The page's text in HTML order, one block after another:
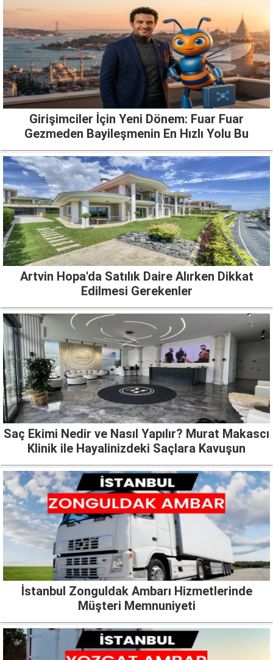
Girişimciler İçin Yeni Dönem: Fuar Fuar
Gezmeden Bayileşmenin En Hızlı Yolu Bu
Artvin Hopa'da Satılık Daire Alırken Dikkat
Edilmesi Gerekenler
Saç Ekimi Nedir ve Nasıl Yapılır? Murat Makascı
Klinik ile Hayalinizdeki Saçlara Kavuşun
İstanbul Zonguldak Ambarı Hizmetlerinde
Müşteri Memnuniyeti